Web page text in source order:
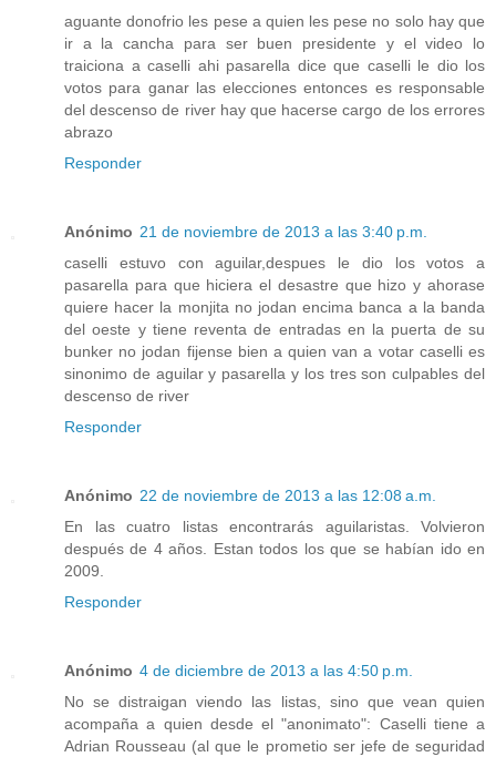
aguante donofrio les pese a quien les pese no solo hay que
ir a la cancha para ser buen presidente y el video lo
traiciona a caselli ahi pasarella dice que caselli le dio los
votos para ganar las elecciones entonces es responsable
del descenso de river hay que hacerse cargo de los errores
abrazo
Responder
Anónimo 21 de noviembre de 2013 a las 3:40 p.m.
caselli estuvo con aguilar,despues le dio los votos a
pasarella para que hiciera el desastre que hizo y ahorase
quiere hacer la monjita no jodan encima banca a la banda
del oeste y tiene reventa de entradas en la puerta de su
bunker no jodan fijense bien a quien van a votar caselli es
sinonimo de aguilar y pasarella y los tres son culpables del
descenso de river
Responder
Anónimo 22 de noviembre de 2013 a las 12:08 a.m.
En las cuatro listas encontrarás aguilaristas. Volvieron
después de 4 años. Estan todos los que se habían ido en
2009.
Responder
Anónimo 4 de diciembre de 2013 a las 4:50 p.m.
No se distraigan viendo las listas, sino que vean quien
acompaña a quien desde el "anonimato": Caselli tiene a
Adrian Rousseau (al que le prometio ser jefe de seguridad